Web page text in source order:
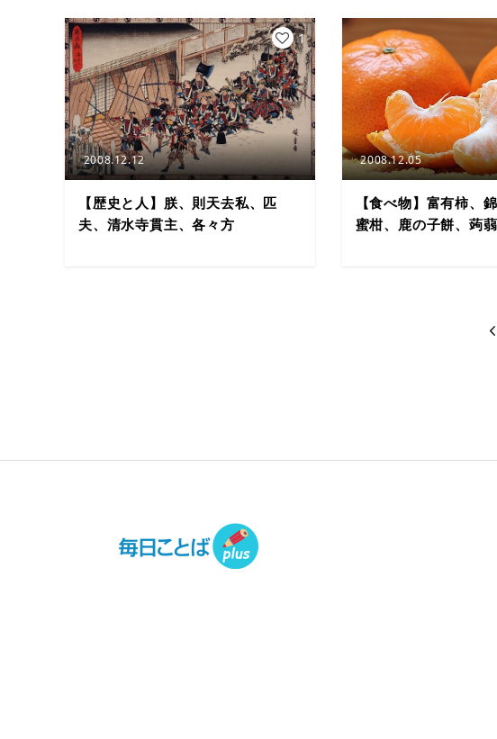
2008.12.12
【歴史と人】朕、則天去私、匹
夫、清水寺貫主、各々方
1
2008.12.05
【食べ物】富有柿、
蜜柑、鹿の子餅、蒟蒻
